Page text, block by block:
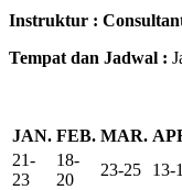
Instruktur :
Tempat dan Jadwal :
JAN. FEB. MAR.
21-
23
18-
20
23-25 13-